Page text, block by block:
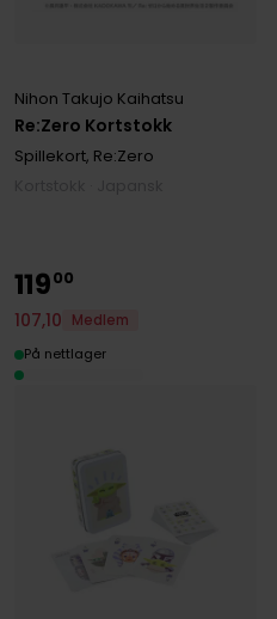
Re:Zero Kortstokk
Nihon Takujo Kaihatsu
Spillekort, Re:Zero
11900
107,10
Medlem
På nettlager